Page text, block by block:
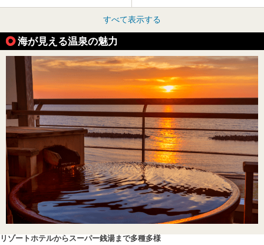
すべて表示する
海が見える温泉の魅力
リゾートホテルからスーパー銭湯まで多種多様